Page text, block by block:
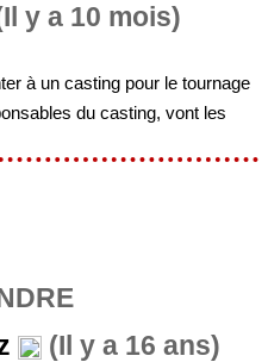
y a 10 mois)
à un casting pour le tournage
du casting, vont les
(Il y a 16 ans)